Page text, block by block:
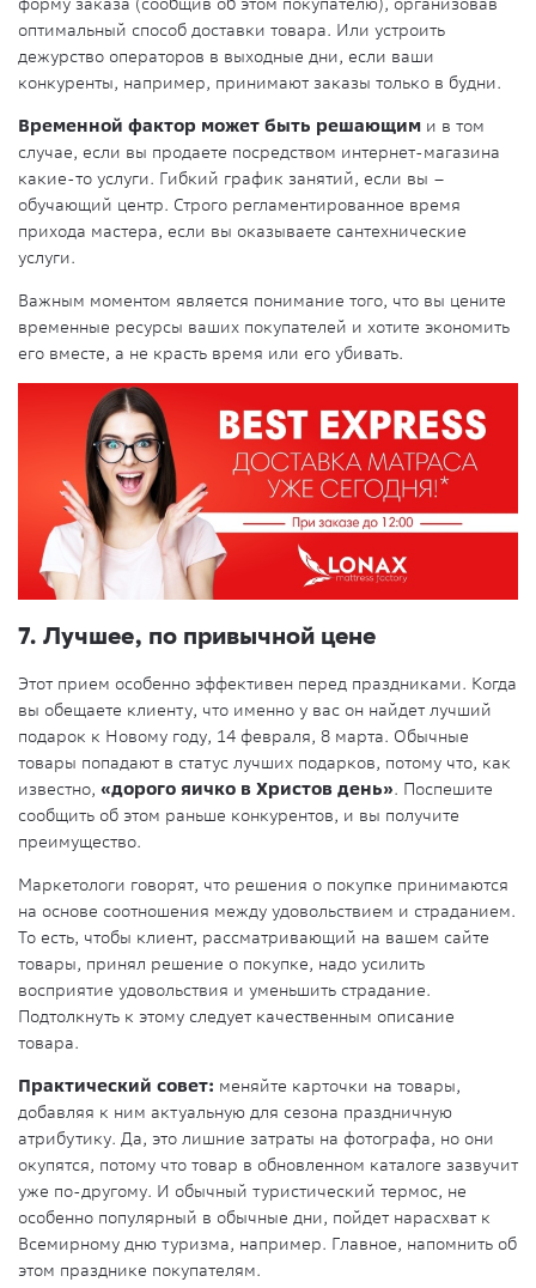
оптимальный способ доставки товара. Или устроить
дежурство операторов в выходные дни, если ваши
конкуренты, например, принимают заказы только в будни.
Временной фактор может быть решающим и в том
случае, если вы продаете посредством интернет-магазина
какие-то услуги. Гибкий график занятий, если вы –
обучающий центр. Строго регламентированное время
прихода мастера, если вы оказываете сантехнические
услуги.
Важным моментом является понимание того, что вы цените
временные ресурсы ваших покупателей и хотите экономить
его вместе, а не красть время или его убивать.
7. Лучшее, по привычной цене
Этот прием особенно эффективен перед праздниками. Когда
вы обещаете клиенту, что именно у вас он найдет лучший
подарок к Новому году, 14 февраля, 8 марта. Обычные
товары попадают в статус лучших подарков, потому что, как
известно, «дорого яичко в Христов день». Поспешите
сообщить об этом раньше конкурентов, и вы получите
преимущество.
Маркетологи говорят, что решения о покупке принимаются
на основе соотношения между удовольствием и страданием.
То есть, чтобы клиент, рассматривающий на вашем сайте
товары, принял решение о покупке, надо усилить
восприятие удовольствия и уменьшить страдание.
Подтолкнуть к этому следует качественным описание
товара.
Практический совет: меняйте карточки на товары,
добавляя к ним актуальную для сезона праздничную
атрибутику. Да, это лишние затраты на фотографа, но они
окупятся, потому что товар в обновленном каталоге зазвучит
уже по-другому. И обычный туристический термос, не
особенно популярный в обычные дни, пойдет нарасхват к
Всемирному дню туризма, например. Главное, напомнить об
этом празднике покупателям.